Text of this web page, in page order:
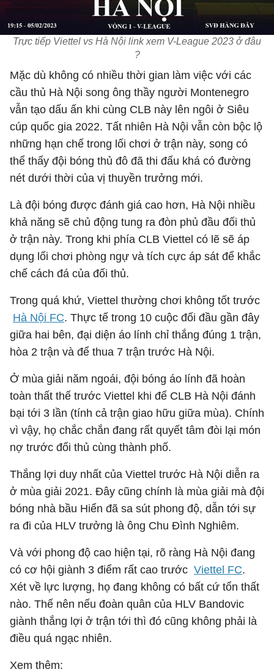
Trực tiếp Viettel vs Hà Nội link xem V-League 2023 ở đâu
?
Mặc dù không có nhiều thời gian làm việc với các
cầu thủ Hà Nội song ông thầy người Montenegro
vẫn tạo dấu ấn khi cùng CLB này lên ngôi ở Siêu
cúp quốc gia 2022. Tất nhiên Hà Nội vẫn còn bộc lộ
những hạn chế trong lối chơi ở trận này, song có
thể thấy đội bóng thủ đô đã thi đấu khá có đường
nét dưới thời của vị thuyền trưởng mới.
Là đội bóng được đánh giá cao hơn, Hà Nội nhiều
khả năng sẽ chủ động tung ra đòn phủ đầu đối thủ
ở trận này. Trong khi phía CLB Viettel có lẽ sẽ áp
dụng lối chơi phòng ngự và tích cực áp sát để khắc
chế cách đá của đối thủ.
Trong quá khứ, Viettel thường chơi không tốt trước
Hà Nội FC. Thực tế trong 10 cuộc đối đầu gần đây
giữa hai bên, đại diện áo lính chỉ thắng đúng 1 trận,
hòa 2 trận và để thua 7 trận trước Hà Nội.
Ở mùa giải năm ngoái, đội bóng áo lính đã hoàn
toàn thất thế trước Viettel khi để CLB Hà Nội đánh
bại tới 3 lần (tính cả trận giao hữu giữa mùa). Chính
vì vậy, họ chắc chắn đang rất quyết tâm đòi lại món
nợ trước đối thủ cùng thành phố.
Thắng lợi duy nhất của Viettel trước Hà Nội diễn ra
ở mùa giải 2021. Đây cũng chính là mùa giải mà đội
bóng nhà bầu Hiển đã sa sút phong độ, dẫn tới sự
ra đi của HLV trưởng là ông Chu Đình Nghiêm.
Và với phong độ cao hiện tại, rõ ràng Hà Nội đang
có cơ hội giành 3 điểm rất cao trước Viettel FC.
Xét về lực lượng, họ đang không có bất cứ tổn thất
nào. Thế nên nếu đoàn quân của HLV Bandovic
giành thắng lợi ở trận tới thì đó cũng không phải là
điều quá ngạc nhiên.
Xem thêm: